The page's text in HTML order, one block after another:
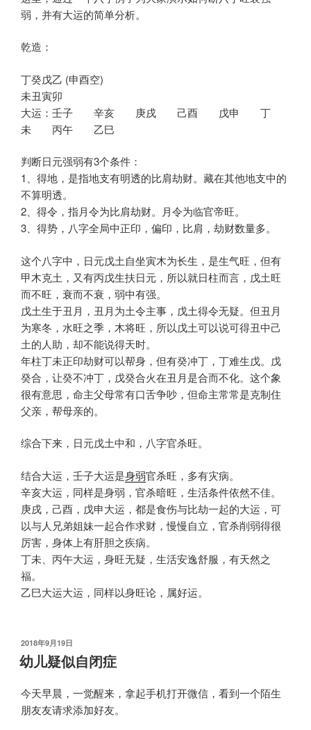
弱，并有大运的简单分析。
乾造：
丁癸戊乙 (申酉空)
未丑寅卯
大运：壬子 辛亥 庚戌 己酉 戊申 丁
未 丙午 乙巳
判断日元强弱有3个条件：
1、得地，是指地支有明透的比肩劫财。藏在其他地支中的
不算明透。
2、得令，指月令为比肩劫财。月令为临官帝旺。
3、得势，八字全局中正印，偏印，比肩，劫财数量多。
这个八字中，日元戊土自坐寅木为长生，是生气旺，但有
甲木克土，又有丙戊生扶日元，所以就日柱而言，戊土旺
而不旺，衰而不衰，弱中有强。
戊土生于丑月，丑月为土令主事，戊土得令无疑。但丑月
为寒冬，水旺之季，木将旺，所以戊土可以说可得丑中己
土的人助，却不能说得天时。
年柱丁未正印劫财可以帮身，但有癸冲丁，丁难生戊。戊
癸合，让癸不冲丁，戊癸合火在丑月是合而不化。这个象
很有意思，命主父母常有口舌争吵，但命主常常是克制住
父亲，帮母亲的。
综合下来，日元戊土中和，八字官杀旺。
结合大运，壬子大运是身弱官杀旺，多有灾病。
辛亥大运，同样是身弱，官杀暗旺，生活条件依然不佳。
庚戌，己酉，戊申大运，都是食伤与比劫一起的大运，可
以与人兄弟姐妹一起合作求财，慢慢自立，官杀削弱得很
厉害，身体上有肝胆之疾病。
丁未、丙午大运，身旺无疑，生活安逸舒服，有天然之
福。
乙巳大运大运，同样以身旺论，属好运。
发
布
于
2018年9月19日
幼儿疑似自闭症
今天早晨，一觉醒来，拿起手机打开微信，看到一个陌生
朋友友请求添加好友。